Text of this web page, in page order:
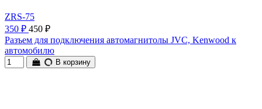
ZRS-75
350 ₽ 450 ₽
Разъем для подключения автомагнитолы JVC, Kenwood к
автомобилю
В корзину